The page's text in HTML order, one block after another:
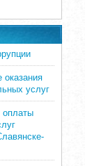
оказания
услуг
оплаты